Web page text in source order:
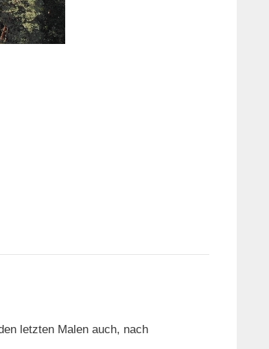
letzten Malen auch, nach